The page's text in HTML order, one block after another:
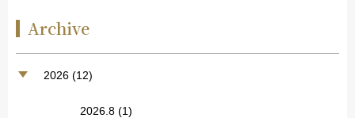
Archive
2026 (12)
2026.8 (1)